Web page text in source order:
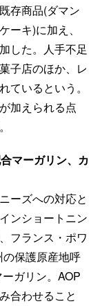
存商品(ダマン
ーキ)に加え、
した。人手不足
子店のほか、レ
ているという。
加えられる点
マーガリン、カ
ーズへの対応と
ンショートニン
フランス・ポワ
の保護原産地呼
ガリン。AOP
合わせること